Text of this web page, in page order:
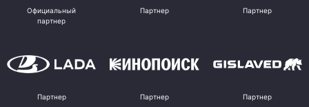
Официальный
партнер
Партнер Партнер
Партнер Партнер Партнер